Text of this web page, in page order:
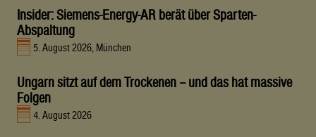
Insider: Siemens-Energy-AR berät über Sparten-
Abspaltung
5. August 2026, München
Ungarn sitzt auf dem Trockenen – und das hat massive
Folgen
4. August 2026